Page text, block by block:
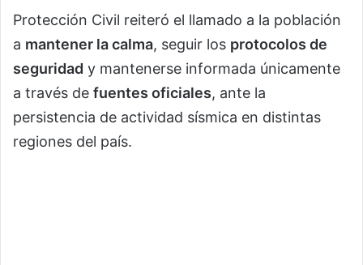
Protección Civil reiteró el llamado a la población
a mantener la calma, seguir los protocolos de
seguridad y mantenerse informada únicamente
a través de fuentes oficiales, ante la
persistencia de actividad sísmica en distintas
regiones del país.